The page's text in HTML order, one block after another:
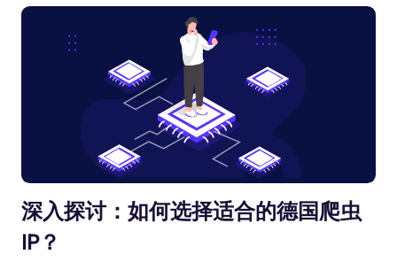
深入探讨：如何选择适合的德国爬虫
IP？